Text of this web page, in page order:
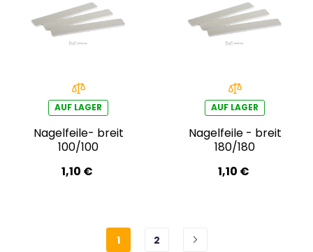
AUF LAGER
Nagelfeile- breit
100/100
1,10 €
AUF LAGER
Nagelfeile - breit
180/180
1,10 €
1 2